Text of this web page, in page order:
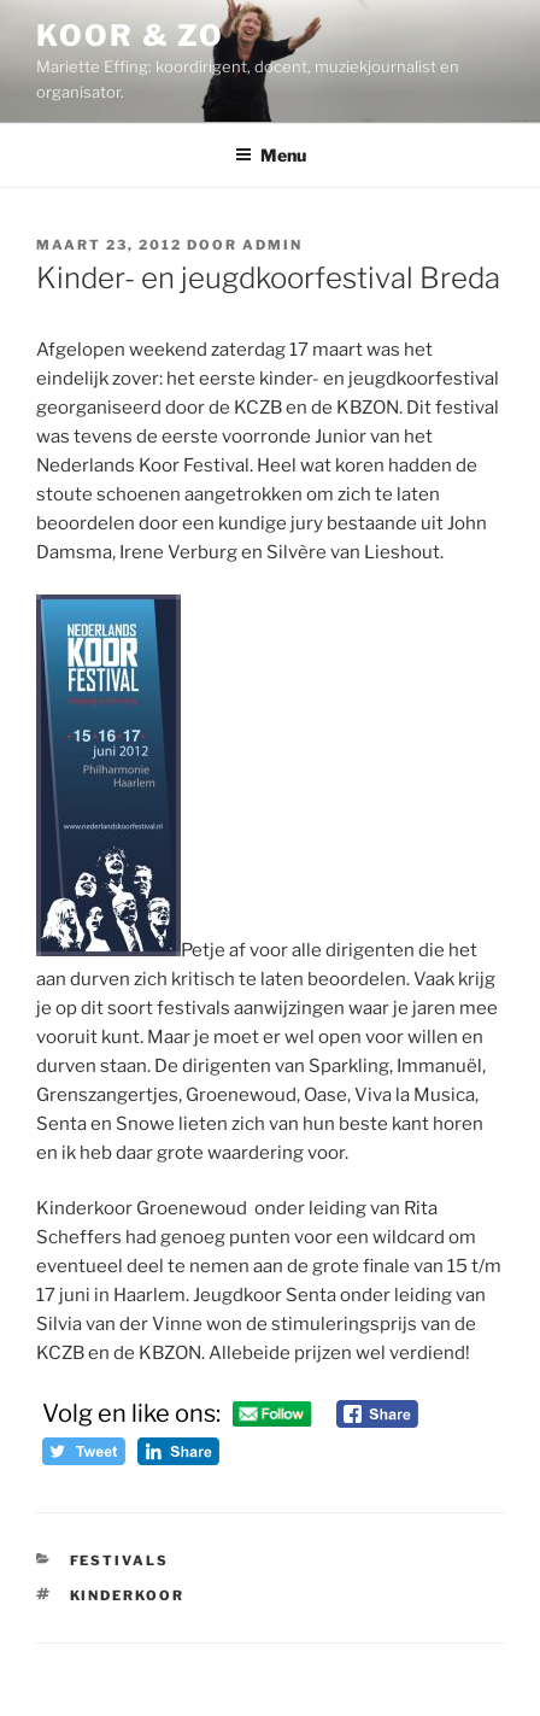
inhoud
KOOR & ZO
Mariette Effing: koordirigent, docent, muziekjournalist en
organisator.
Menu
GEPLAATST
OP
MAART 23, 2012 DOOR ADMIN
Kinder- en jeugdkoorfestival Breda
Afgelopen weekend zaterdag 17 maart was het
eindelijk zover: het eerste kinder- en jeugdkoorfestival
georganiseerd door de KCZB en de KBZON. Dit festival
was tevens de eerste voorronde Junior van het
Nederlands Koor Festival. Heel wat koren hadden de
stoute schoenen aangetrokken om zich te laten
beoordelen door een kundige jury bestaande uit John
Damsma, Irene Verburg en Silvère van Lieshout.
Petje af voor alle dirigenten die het
aan durven zich kritisch te laten beoordelen. Vaak krijg
je op dit soort festivals aanwijzingen waar je jaren mee
vooruit kunt. Maar je moet er wel open voor willen en
durven staan. De dirigenten van Sparkling, Immanuël,
Grenszangertjes, Groenewoud, Oase, Viva la Musica,
Senta en Snowe lieten zich van hun beste kant horen
en ik heb daar grote waardering voor.
Kinderkoor Groenewoud onder leiding van Rita
Scheffers had genoeg punten voor een wildcard om
eventueel deel te nemen aan de grote finale van 15 t/m
17 juni in Haarlem. Jeugdkoor Senta onder leiding van
Silvia van der Vinne won de stimuleringsprijs van de
KCZB en de KBZON. Allebeide prijzen wel verdiend!
Volg en like ons:
CATEGORIEËN
FESTIVALS
TAGS
KINDERKOOR